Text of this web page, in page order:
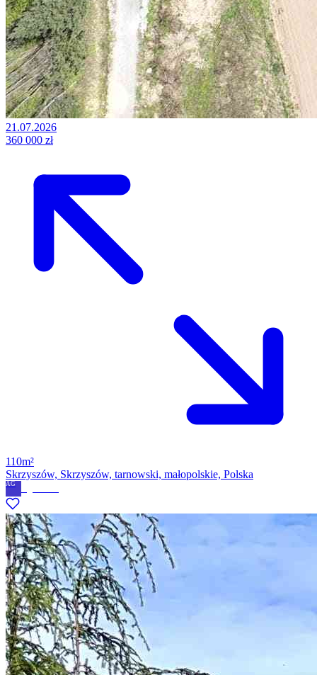
21.07.2026
360 000 zł
110m²
Skrzyszów, Skrzyszów, tarnowski, małopolskie, Polska
AG